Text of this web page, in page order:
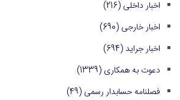
اخبار داخلی (216)
اخبار خارجی (690)
اخبار جراید(694)
دعوت به همکاری (1339)
فصلنامه حسابدار رسمی (49)